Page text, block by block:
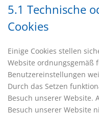
5.1 Technische
Cookies
Einige Cookies stellen
Website ordnungsgemäß
Benutzereinstellungen
Durch das Setzen
Besuch unserer Website.
Besuch unserer Website